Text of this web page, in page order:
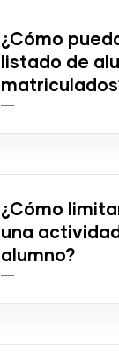
¿Cómo
listado de
¿Cómo
una
alumno?